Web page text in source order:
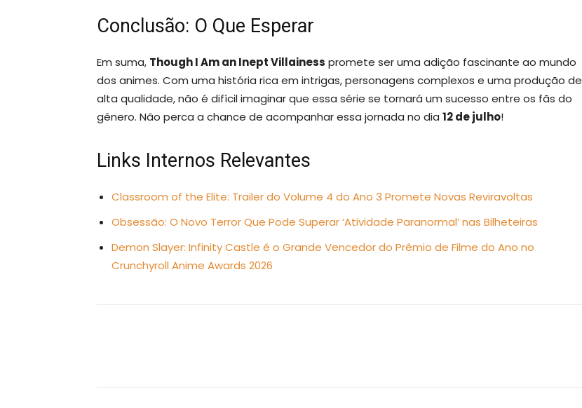
Conclusão: O Que Esperar
Em suma, Though I Am an Inept Villainess promete ser uma adição fascinante ao mundo
dos animes. Com uma história rica em intrigas, personagens complexos e uma produção de
alta qualidade, não é difícil imaginar que essa série se tornará um sucesso entre os fãs do
gênero. Não perca a chance de acompanhar essa jornada no dia 12 de julho!
Links Internos Relevantes
Classroom of the Elite: Trailer do Volume 4 do Ano 3 Promete Novas Reviravoltas
Obsessão: O Novo Terror Que Pode Superar ‘Atividade Paranormal’ nas Bilheteiras
Demon Slayer: Infinity Castle é o Grande Vencedor do Prêmio de Filme do Ano no
Crunchyroll Anime Awards 2026